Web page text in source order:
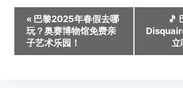
活
动
导
« 巴黎2025年春假去哪
玩？奥赛博物馆免费亲
子艺术乐园！
🎵
立